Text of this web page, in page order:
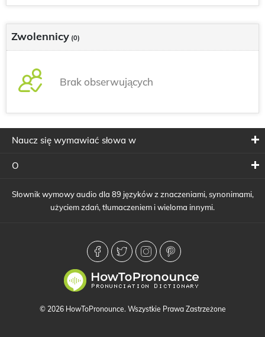
Zwolennicy (0)
Brak obserwujących
Naucz się wymawiać słowa w
O
Słownik wymowy audio dla 89 języków z znaczeniami, synonimami,
użyciem zdań, tłumaczeniem i wieloma innymi.
© 2026 HowToPronounce. Wszystkie Prawa Zastrzeżone